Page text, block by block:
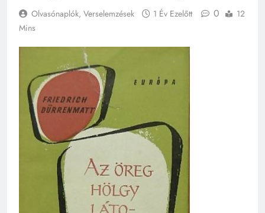
Olvasónaplók, Verselemzések 1 Év Ezelőtt 0
12
Mins